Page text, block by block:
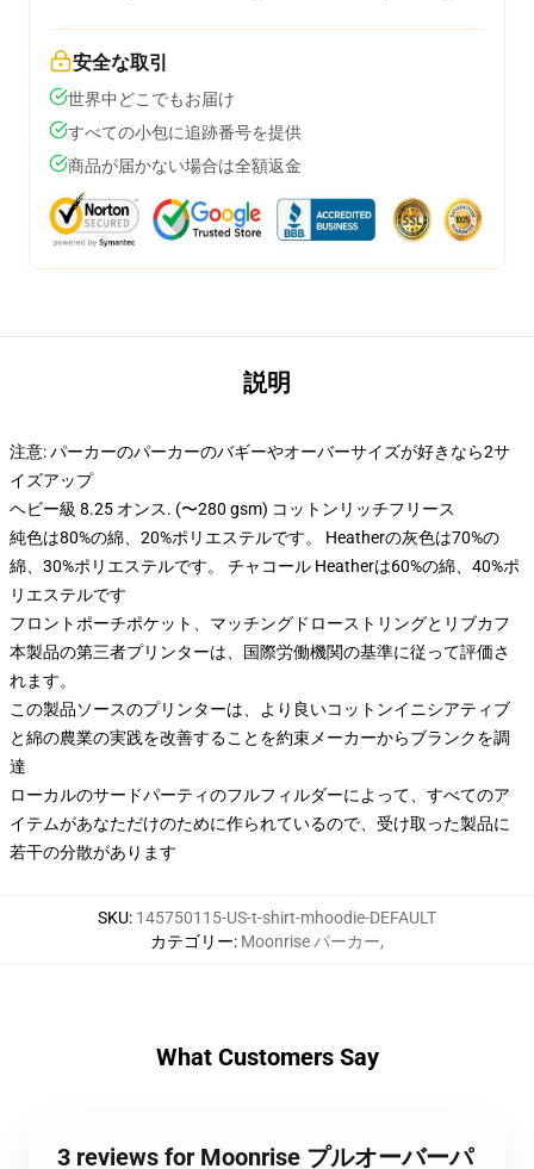
安全な取引
世界中どこでもお届け
すべての小包に追跡番号を提供
商品が届かない場合は全額返金
説明
注意: パーカーのパーカーのバギーやオーバーサイズが好きなら2サ
イズアップ
ヘビー級 8.25 オンス. (〜280 gsm) コットンリッチフリース
純色は80%の綿、20%ポリエステルです。 Heatherの灰色は70%の
綿、30%ポリエステルです。 チャコール Heatherは60%の綿、40%ポ
リエステルです
フロントポーチポケット、マッチングドローストリングとリブカフ
本製品の第三者プリンターは、国際労働機関の基準に従って評価さ
れます。
この製品ソースのプリンターは、より良いコットンイニシアティブ
と綿の農業の実践を改善することを約束メーカーからブランクを調
達
ローカルのサードパーティのフルフィルダーによって、すべてのア
イテムがあなただけのために作られているので、受け取った製品に
若干の分散があります
SKU: 145750115-US-t-shirt-mhoodie-DEFAULT
カテゴリー: Moonrise パーカー,
What Customers Say
3 reviews for Moonrise プルオーバーパ